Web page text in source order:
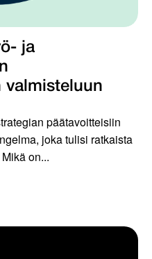
ja
valmisteluun
päätavoitteisiin
joka tulisi ratkaista
on...